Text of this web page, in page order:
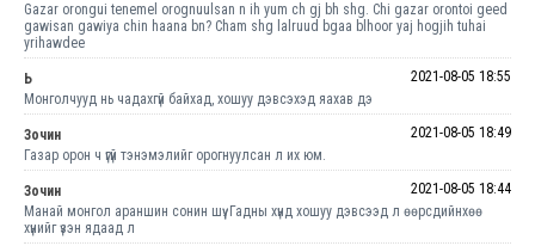
Gazar orongui tenemel orognuulsan n ih yum ch gj bh shg. Chi gazar orontoi geed
gawisan gawiya chin haana bn? Cham shg lalruud bgaa blhoor yaj hogjih tuhai
yrihawdee
Ь
2021-08-05 18:55
Монголчууд нь чадахгүй байхад, хошуу дэвсэхэд яахав дэ
Зочин
2021-08-05 18:49
Газар орон ч үгүй тэнэмэлийг орогнуулсан л их юм.
Зочин
2021-08-05 18:44
Манай монгол араншин сонин шүү. Гадны хүнд хошуу дэвсээд л өөрсдийнхөө
хүнийг үзэн ядаад л